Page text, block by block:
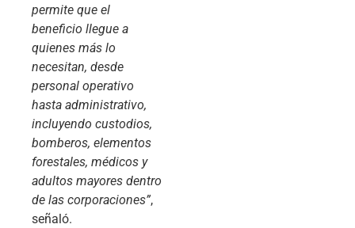
permite que el
beneficio llegue a
quienes más lo
necesitan, desde
personal operativo
hasta administrativo,
incluyendo custodios,
bomberos, elementos
forestales, médicos y
adultos mayores dentro
de las corporaciones”,
señaló.